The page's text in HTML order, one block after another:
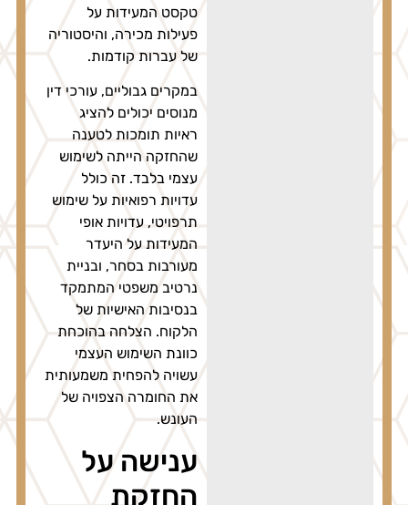
טקסט המעידות על
פעילות מכירה, והיסטוריה
של עברות קודמות.
במקרים גבוליים, עורכי דין
מנוסים יכולים להציג
ראיות תומכות לטענה
שהחזקה הייתה לשימוש
עצמי בלבד. זה כולל
עדויות רפואיות על שימוש
תרפויטי, עדויות אופי
המעידות על היעדר
מעורבות בסחר, ובניית
נרטיב משפטי המתמקד
בנסיבות האישיות של
הלקוח. הצלחה בהוכחת
כוונת השימוש העצמי
עשויה להפחית משמעותית
את החומרה הצפויה של
העונש.
ענישה על
החזקת